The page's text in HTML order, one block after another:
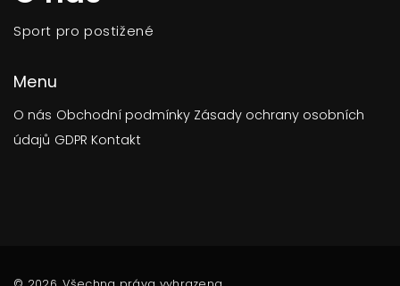
Sport pro postižené
Menu
O nás Obchodní podmínky Zásady ochrany osobních
údajů GDPR Kontakt